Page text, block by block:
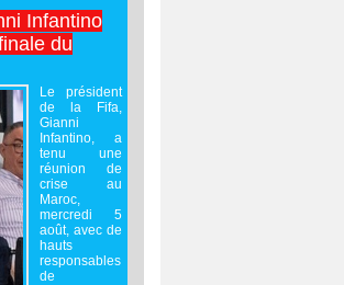
Infantino
du
Le président
de la Fifa,
Gianni
Infantino, a
tenu une
réunion de
crise au
Maroc,
mercredi 5
août, avec de
hauts
responsables
de